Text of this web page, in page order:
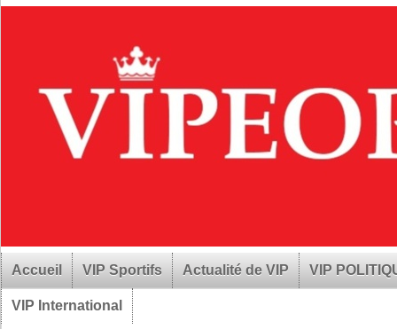
Accueil VIP Sportifs Actualité de VIP VIP
VIP International